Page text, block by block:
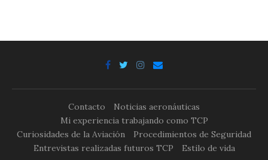
Contacto
Noticias aeronáuticas
Mi experiencia trabajando como TCP
Curiosidades de la Aviación
Procedimientos de Seguridad
Entrevistas realizadas futuros TCP
Estilo de vida